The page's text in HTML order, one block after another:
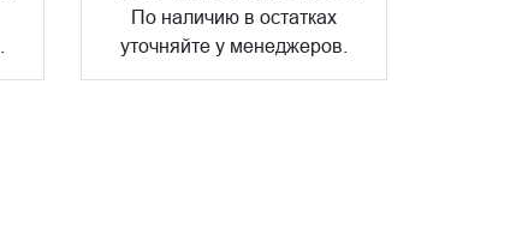
По наличию в остатках
уточняйте у менеджеров.